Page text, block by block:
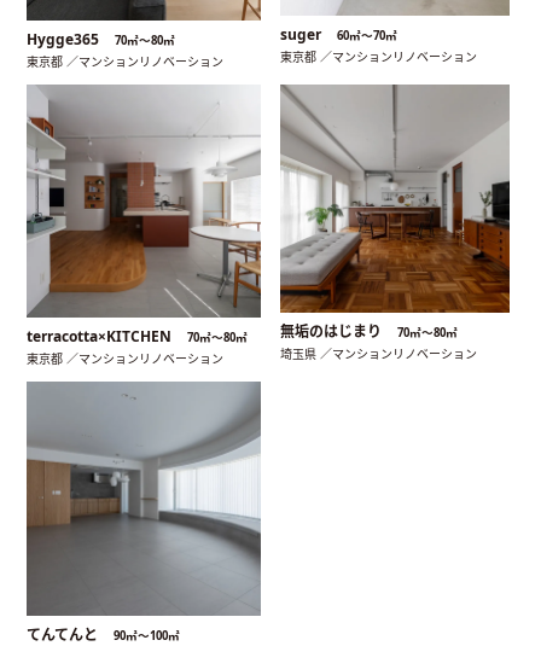
Hygge365 70㎡〜80㎡
東京都 ／マンションリノベーション
suger 60㎡〜70㎡
東京都 ／マンションリノベーション
terracotta×KITCHEN 70㎡〜80㎡
東京都 ／マンションリノベーション
無垢のはじまり 70㎡〜80㎡
埼玉県 ／マンションリノベーション
てんてんと 90㎡〜100㎡